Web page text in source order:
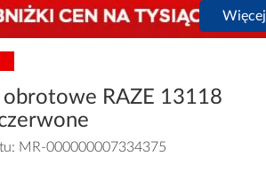
Więcej
obrotowe RAZE 13118
MR-000000007334375